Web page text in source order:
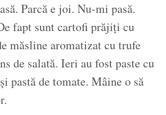
Parcă e joi. Nu-mi pasă.
fapt sunt cartofi prăjiți cu
măsline aromatizat cu trufe
de salată. Ieri au fost paste cu
pastă de tomate. Mâine o să